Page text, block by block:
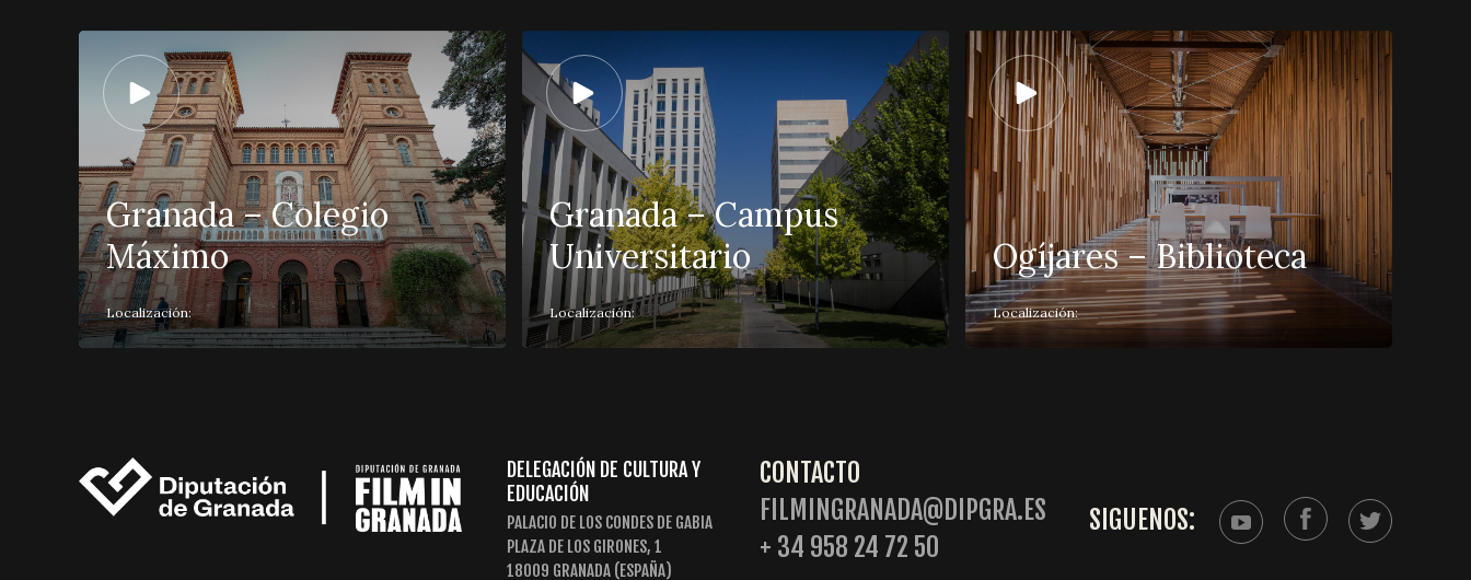
Granada – Colegio
Máximo
Localización:
Granada – Campus
Universitario
Localización:
Ogíjares – Biblioteca
Localización:
DELEGACIÓN DE CULTURA Y
EDUCACIÓN
PALACIO DE LOS CONDES DE GABIA
PLAZA DE LOS GIRONES, 1
18009 GRANADA (ESPAÑA)
CONTACTO
FILMINGRANADA@DIPGRA.ES
+ 34 958 24 72 50
SIGUENOS: